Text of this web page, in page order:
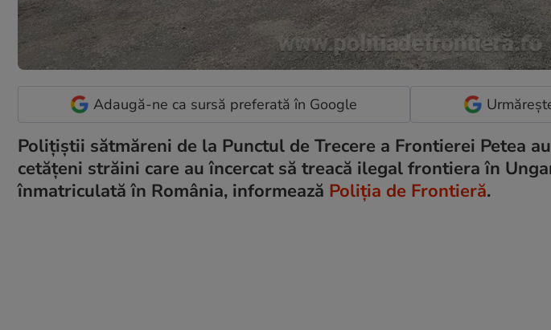
Adaugă-ne ca sursă preferată în Google
Polițiștii sătmăreni de la Punctul de Trecere a Frontierei Petea
cetăţeni străini care au încercat să treacă ilegal frontiera în
înmatriculată în România, informează Poliția de Frontieră.